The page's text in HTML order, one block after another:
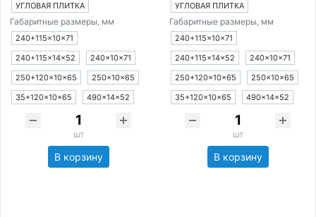
УГЛОВАЯ ПЛИТКА
Габаритные размеры, мм
240+115×10×71
240+115×14×52
240×10×71
250+120×10×65
250×10×65
35+120×10×65
490×14×52
шт
В корзину
УГЛОВАЯ ПЛИТКА
Габаритные размеры, мм
240+115×10×71
240+115×14×52
240×10×71
250+120×10×65
250×10×65
35+120×10×65
490×14×52
шт
В корзину